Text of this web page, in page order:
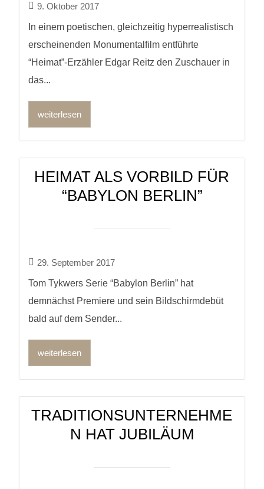
9. Oktober 2017
In einem poetischen, gleichzeitig hyperrealistisch
erscheinenden Monumentalfilm entführte
“Heimat”-Erzähler Edgar Reitz den Zuschauer in
das...
weiterlesen
HEIMAT ALS VORBILD FÜR
“BABYLON BERLIN”
29. September 2017
Tom Tykwers Serie “Babylon Berlin” hat
demnächst Premiere und sein Bildschirmdebüt
bald auf dem Sender...
weiterlesen
TRADITIONSUNTERNEHME
N HAT JUBILÄUM